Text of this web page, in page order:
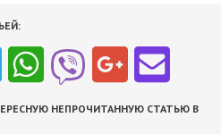
НЕПРОЧИТАННУЮ СТАТЬЮ В